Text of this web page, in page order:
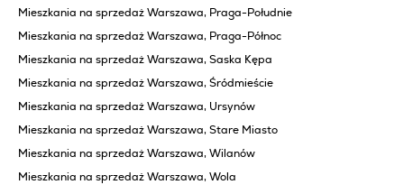
Mieszkania na sprzedaż Warszawa, Praga-Południe
Mieszkania na sprzedaż Warszawa, Praga-Północ
Mieszkania na sprzedaż Warszawa, Saska Kępa
Mieszkania na sprzedaż Warszawa, Śródmieście
Mieszkania na sprzedaż Warszawa, Ursynów
Mieszkania na sprzedaż Warszawa, Stare Miasto
Mieszkania na sprzedaż Warszawa, Wilanów
Mieszkania na sprzedaż Warszawa, Wola